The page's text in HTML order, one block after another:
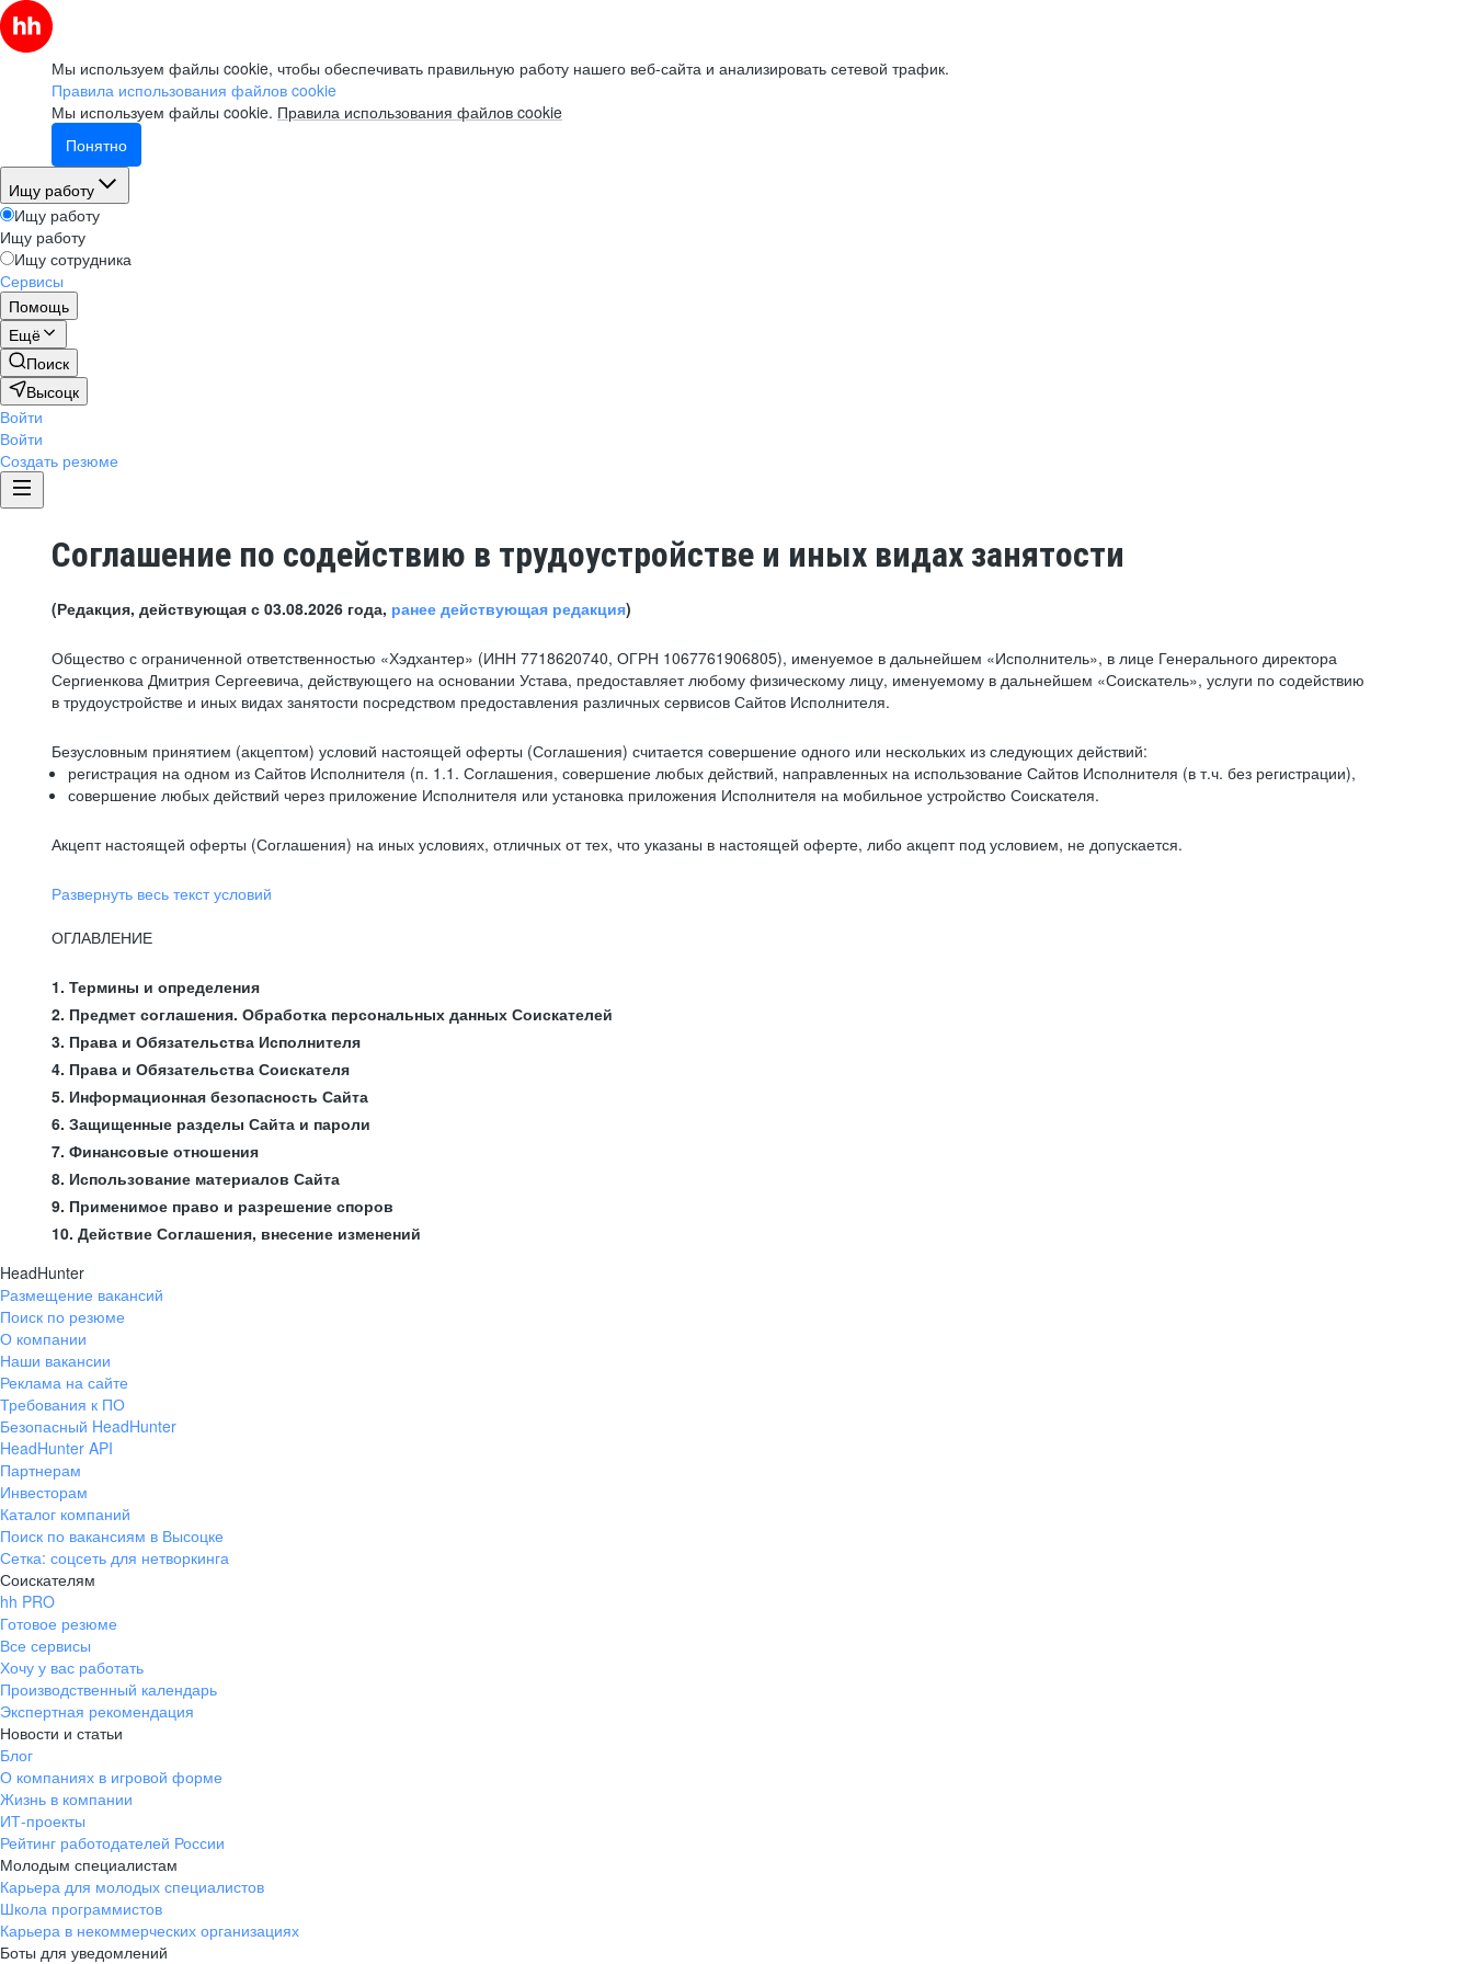
Мы используем файлы cookie, чтобы обеспечивать правильную работу нашего веб-сайта и анализировать сетевой трафик.
Правила использования файлов cookie
Мы используем файлы cookie. Правила использования файлов cookie
Понятно
Ищу работу
Ищу работу
Ищу работу
Ищу сотрудника
Сервисы
Помощь
Ещё
Поиск
Высоцк
Войти
Войти
Создать резюме
Соглашение по содействию в трудоустройстве и иных видах занятости
(Редакция, действующая с 03.08.2026 года, ранее действующая редакция)
Общество с ограниченной ответственностью «Хэдхантер» (ИНН 7718620740, ОГРН 1067761906805), именуемое в дальнейшем «Исполнитель», в лице Генерального директора
Сергиенкова Дмитрия Сергеевича, действующего на основании Устава, предоставляет любому физическому лицу, именуемому в дальнейшем «Соискатель», услуги по содействию
в трудоустройстве и иных видах занятости посредством предоставления различных сервисов Сайтов Исполнителя.
Безусловным принятием (акцептом) условий настоящей оферты (Соглашения) считается совершение одного или нескольких из следующих действий:
регистрация на одном из Сайтов Исполнителя (п. 1.1. Соглашения, совершение любых действий, направленных на использование Сайтов Исполнителя (в т.ч. без регистрации),
совершение любых действий через приложение Исполнителя или установка приложения Исполнителя на мобильное устройство Соискателя.
Акцепт настоящей оферты (Соглашения) на иных условиях, отличных от тех, что указаны в настоящей оферте, либо акцепт под условием, не допускается.
Развернуть весь текст условий
ОГЛАВЛЕНИЕ
1. Термины и определения
2. Предмет соглашения. Обработка персональных данных Соискателей
3. Права и Обязательства Исполнителя
4. Права и Обязательства Соискателя
5. Информационная безопасность Сайта
6. Защищенные разделы Сайта и пароли
7. Финансовые отношения
8. Использование материалов Сайта
9. Применимое право и разрешение споров
10. Действие Соглашения, внесение изменений
HeadHunter
Размещение вакансий
Поиск по резюме
О компании
Наши вакансии
Реклама на сайте
Требования к ПО
Безопасный HeadHunter
HeadHunter API
Партнерам
Инвесторам
Каталог компаний
Поиск по вакансиям в Высоцке
Сетка: соцсеть для нетворкинга
Соискателям
hh PRO
Готовое резюме
Все сервисы
Хочу у вас работать
Производственный календарь
Экспертная рекомендация
Новости и статьи
Блог
О компаниях в игровой форме
Жизнь в компании
ИТ-проекты
Рейтинг работодателей России
Молодым специалистам
Карьера для молодых специалистов
Школа программистов
Карьера в некоммерческих организациях
Боты для уведомлений